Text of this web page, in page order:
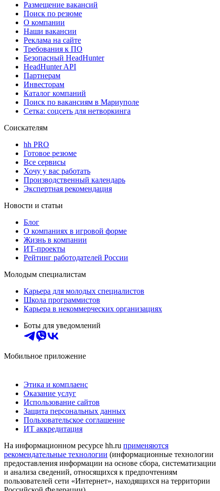
Размещение вакансий
Поиск по резюме
О компании
Наши вакансии
Реклама на сайте
Требования к ПО
Безопасный HeadHunter
HeadHunter API
Партнерам
Инвесторам
Каталог компаний
Поиск по вакансиям в Мариуполе
Сетка: соцсеть для нетворкинга
Соискателям
hh PRO
Готовое резюме
Все сервисы
Хочу у вас работать
Производственный календарь
Экспертная рекомендация
Новости и статьи
Блог
О компаниях в игровой форме
Жизнь в компании
ИТ-проекты
Рейтинг работодателей России
Молодым специалистам
Карьера для молодых специалистов
Школа программистов
Карьера в некоммерческих организациях
Боты для уведомлений
Мобильное приложение
Этика и комплаенс
Оказание услуг
Использование сайтов
Защита персональных данных
Пользовательское соглашение
ИТ аккредитация
На информационном ресурсе hh.ru применяются
рекомендательные технологии (информационные технологии
предоставления информации на основе сбора, систематизации
и анализа сведений, относящихся к предпочтениям
пользователей сети «Интернет», находящихся на территории